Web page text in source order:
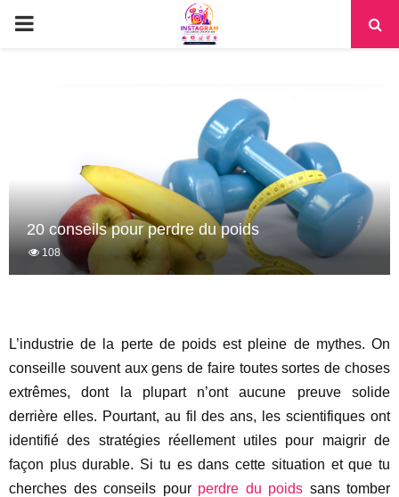
PRIMARY
20 conseils pour perdre du poids
108
L’industrie de la perte de poids est pleine de mythes. On
conseille souvent aux gens de faire toutes sortes de choses
extrêmes, dont la plupart n’ont aucune preuve solide
derrière elles. Pourtant, au fil des ans, les scientifiques ont
identifié des stratégies réellement utiles pour maigrir de
façon plus durable. Si tu es dans cette situation et que tu
cherches des conseils pour perdre du poids sans tomber